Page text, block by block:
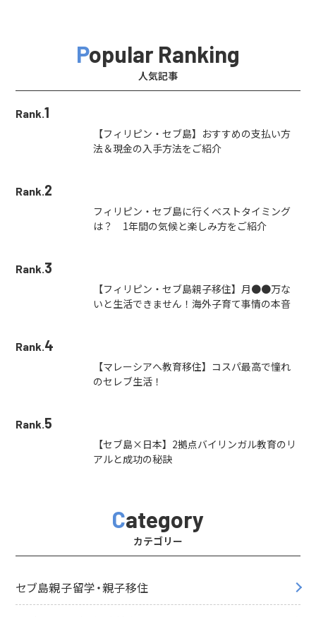
Popular Ranking
人気記事
Rank.1
【フィリピン・セブ島】おすすめの支払い方
法＆現金の入手方法をご紹介
Rank. 2
フィリピン・セブ島に行くベストタイミング
は？ 1年間の気候と楽しみ方をご紹介
Rank. 3
【フィリピン・セブ島親子移住】月●●万な
いと生活できません！海外子育て事情の本音
Rank. 4
【マレーシアへ教育移住】コスパ最高で憧れ
のセレブ生活！
Rank. 5
【セブ島×日本】2拠点バイリンガル教育のリ
アルと成功の秘訣
Category
カテゴリー
セブ島親子留学・親子移住